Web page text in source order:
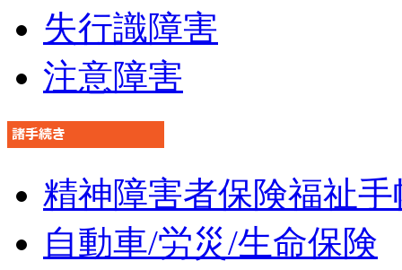
失行識障害
注意障害
精神障害者保険福祉手
自動車/労災/生命保険